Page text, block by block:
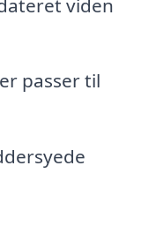
passer til